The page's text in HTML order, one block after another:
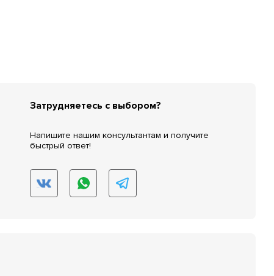
Затрудняетесь с выбором?
Напишите нашим консультантам и получите
быстрый ответ!